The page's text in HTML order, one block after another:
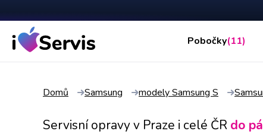
Pobočky(11)
Domů Samsung modely Samsung S
Servisní opravy v Praze i celé ČR do